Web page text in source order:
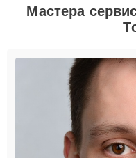
Мастера